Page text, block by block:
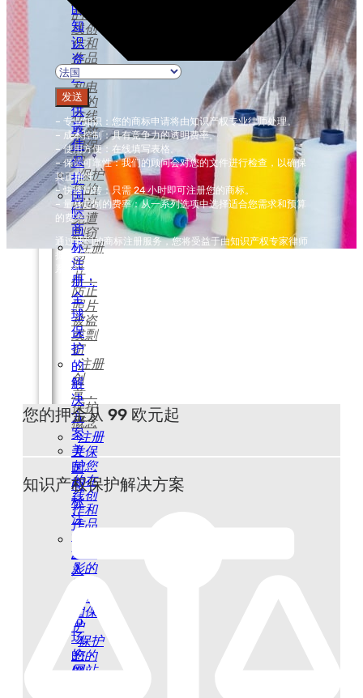
的在
线创
作和
作品
视频
和电
影的
在线
存放
和保
护
保护
您的
网站
免遭
剽窃
注册
照
片，
防止
照片
被盗
或剽
窃
注册
创
意，
保护
概念
注册
并保
护您
的在
线创
作和
作品
和电
影的
在线
存放
和保
护
保护
您的
网站
的
知
识
资
产
提
供
最
佳
保
护
国
际
商
标
注
册：
全
球
保
护
的
解
决
方
案
美
国
商
标
注
册：
进
入
国
市
场
的
钥
发送
– 专业知识：您的商标申请将由知识产权专业律师处理。
– 成本控制：具有竞争力的透明费率。
– 使用方便：在线填写表格。
– 保证可靠性：我们的顾问会对您的文件进行检查，以确保
其正确性。
– 快速周转：只需 24 小时即可注册您的商标。
– 量身定制的费率：从一系列选项中选择适合您需求和预算
的费率。
通过我们的商标注册服务，您将受益于由知识产权专家律师
提供的简单、可靠、快速且经济实惠的注册服务。现在就联
系我们，保护您的商标。
您的押金从 99 欧元起
知识产权保护解决方案